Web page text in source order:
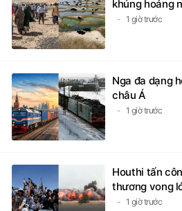
khủng hoảng
1 giờ trước
Nga đa dạng
châu Á
1 giờ trước
Houthi tấn
thương vong
1 giờ trước